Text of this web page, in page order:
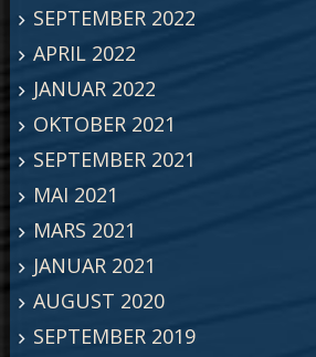
SEPTEMBER 2022
APRIL 2022
JANUAR 2022
OKTOBER 2021
SEPTEMBER 2021
MAI 2021
MARS 2021
JANUAR 2021
AUGUST 2020
SEPTEMBER 2019